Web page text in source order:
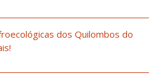
dos Quilombos do